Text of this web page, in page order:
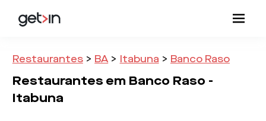
Restaurantes > BA > Itabuna > Banco Raso
Restaurantes em Banco Raso -
Itabuna